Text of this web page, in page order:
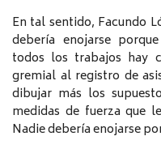
En tal sentido, Facundo
debería enojarse
todos los trabajos hay
gremial al registro de
dibujar más los
medidas de fuerza que
Nadie debería enojarse